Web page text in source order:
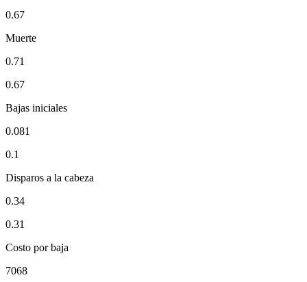
0.67
Muerte
0.71
0.67
Bajas iniciales
0.081
0.1
Disparos a la cabeza
0.34
0.31
Costo por baja
7068